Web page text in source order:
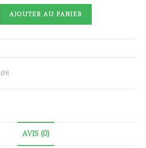
AJOUTER AU PANIER
AVIS (0)